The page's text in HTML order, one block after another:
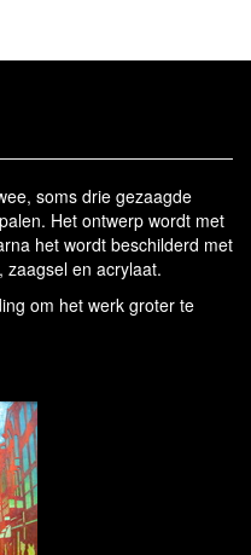
soms drie gezaagde
Het ontwerp wordt met
het wordt beschilderd met
en acrylaat.
om het werk groter te